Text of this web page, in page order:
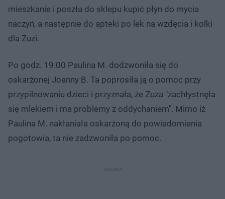
mieszkanie i poszła do sklepu kupić płyn do mycia
naczyń, a następnie do apteki po lek na wzdęcia i kolki
dla Zuzi.
Po godz. 19:00 Paulina M. dodzwoniła się do
oskarżonej Joanny B. Ta poprosiła ją o pomoc przy
przypilnowaniu dzieci i przyznała, że Zuza "zachłystnęła
się mlekiem i ma problemy z oddychaniem". Mimo iż
Paulina M. nakłaniała oskarżoną do powiadomienia
pogotowia, ta nie zadzwoniła po pomoc.